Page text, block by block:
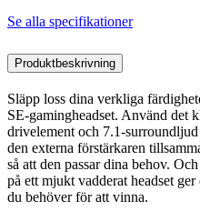
Se alla specifikationer
Produktbeskrivning
Släpp loss dina verkliga
SE-gamingheadset. Använd det
drivelement och 7.1-
den externa förstärkaren
så att den passar dina behov.
på ett mjukt vadderat headset
du behöver för att vinna.